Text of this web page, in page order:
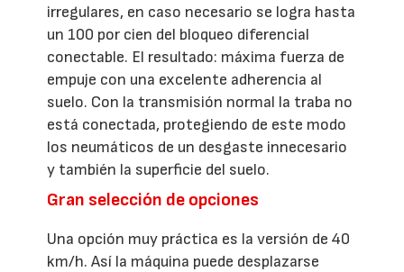
irregulares, en caso necesario se logra hasta
un 100 por cien del bloqueo diferencial
conectable. El resultado: máxima fuerza de
empuje con una excelente adherencia al
suelo. Con la transmisión normal la traba no
está conectada, protegiendo de este modo
los neumáticos de un desgaste innecesario
y también la superficie del suelo.
Gran selección de opciones
Una opción muy práctica es la versión de 40
km/h. Así la máquina puede desplazarse